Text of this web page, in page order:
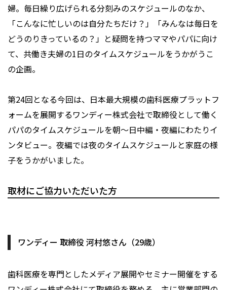
婦。毎日繰り広げられる分刻みのスケジュールのなか、
「こんなに忙しいのは自分たちだけ？」「みんなは毎日を
どうのりきっているの？」と疑問を持つママやパパに向け
て、共働き夫婦の1日のタイムスケジュールをうかがうこ
の企画。
第24回となる今回は、日本最大規模の歯科医療プラットフ
ォームを展開するワンディー株式会社で取締役として働く
パパのタイムスケジュールを朝〜日中編・夜編にわたりイ
ンタビュー。夜編では夜のタイムスケジュールと家庭の様
子をうかがいました。
取材にご協力いただいた方
ワンディー 取締役 河村悠さん（29歳）
歯科医療を専門としたメディア展開やセミナー開催をする